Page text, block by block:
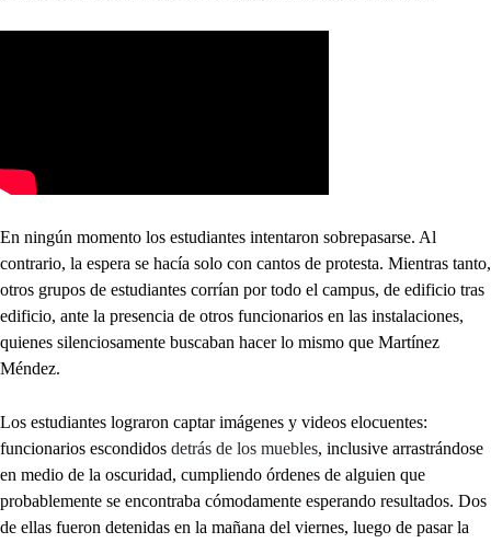
En ningún momento los estudiantes intentaron sobrepasarse. Al
contrario, la espera se hacía solo con cantos de protesta. Mientras tanto,
otros grupos de estudiantes corrían por todo el campus, de edificio tras
edificio, ante la presencia de otros funcionarios en las instalaciones,
quienes silenciosamente buscaban hacer lo mismo que Martínez
Méndez.
Los estudiantes lograron captar imágenes y videos elocuentes:
funcionarios escondidos detrás de los muebles, inclusive arrastrándose
en medio de la oscuridad, cumpliendo órdenes de alguien que
probablemente se encontraba cómodamente esperando resultados. Dos
de ellas fueron detenidas en la mañana del viernes, luego de pasar la